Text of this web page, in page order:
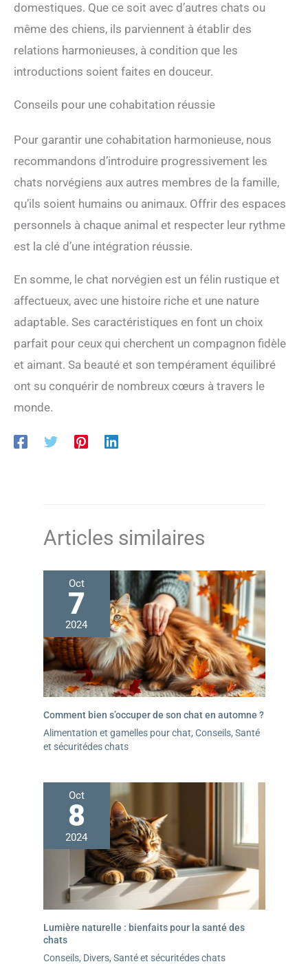
domestiques. Que ce soit avec d’autres chats ou
même des chiens, ils parviennent à établir des
relations harmonieuses, à condition que les
introductions soient faites en douceur.
Conseils pour une cohabitation réussie
Pour garantir une cohabitation harmonieuse, nous
recommandons d’introduire progressivement les
chats norvégiens aux autres membres de la famille,
qu’ils soient humains ou animaux. Offrir des espaces
personnels à chaque animal et respecter leur rythme
est la clé d’une intégration réussie.
En somme, le chat norvégien est un félin rustique et
affectueux, avec une histoire riche et une nature
adaptable. Ses caractéristiques en font un choix
parfait pour ceux qui cherchent un compagnon fidèle
et aimant. Sa beauté et son tempérament équilibré
ont su conquérir de nombreux cœurs à travers le
monde.
Articles similaires
Oct
7
2024
Comment bien s’occuper de son chat en automne ?
Alimentation et gamelles pour chat, Conseils, Santé
et sécuritédes chats
Oct
8
2024
Lumière naturelle : bienfaits pour la santé des
chats
Conseils, Divers, Santé et sécuritédes chats